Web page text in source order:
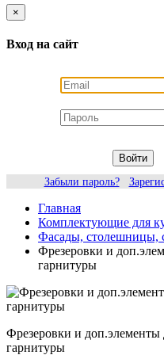
×
Вход на сайт
Войти
Забыли пароль?
Главная
Комплектующие для
Фасады, столешницы,
Фрезеровки и
гарнитуры
Фрезеровки и доп.элементы
гарнитуры